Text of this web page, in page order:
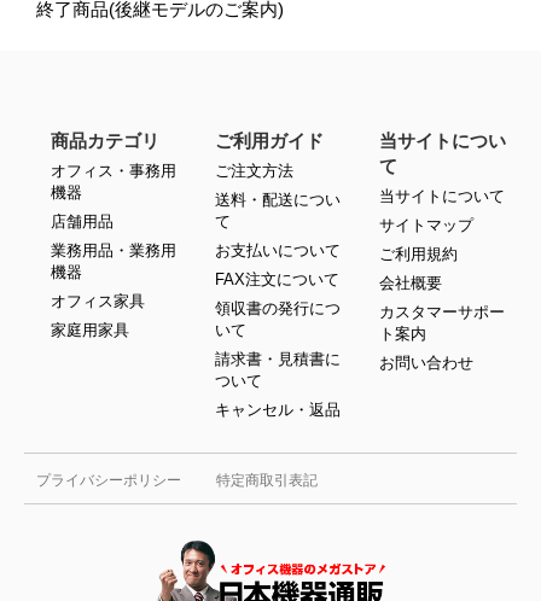
終了商品(後継モデルのご案内)
プライバシーポリシー 特定商取引表記
商品カテゴリ
オフィス・事務用
機器
店舗用品
業務用品・業務用
機器
オフィス家具
家庭用家具
ご利用ガイド
ご注文方法
送料・配送につい
て
お支払いについて
FAX注文について
領収書の発行につ
いて
請求書・見積書に
ついて
キャンセル・返品
当サイトについ
て
当サイトについて
サイトマップ
ご利用規約
会社概要
カスタマーサポー
ト案内
お問い合わせ